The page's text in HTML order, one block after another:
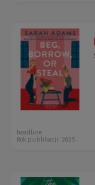
headline
Rok publikacji: 2025